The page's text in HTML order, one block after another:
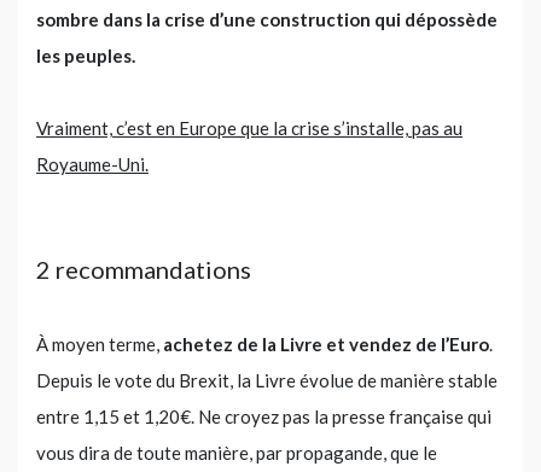
sombre dans la crise d’une construction qui dépossède
les peuples.
Vraiment, c’est en Europe que la crise s’installe, pas au
Royaume-Uni.
2 recommandations
À moyen terme, achetez de la Livre et vendez de l’Euro.
Depuis le vote du Brexit, la Livre évolue de manière stable
entre 1,15 et 1,20€. Ne croyez pas la presse française qui
vous dira de toute manière, par propagande, que le